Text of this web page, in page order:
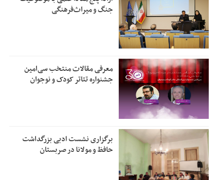
جنگ و میراث‌فرهنگی
معرفی مقالات منتخب سی‌امین
جشنواره تئاتر کودک و نوجوان
برگزاری نشست ادبی بزرگداشت
حافظ و مولانا در صربستان